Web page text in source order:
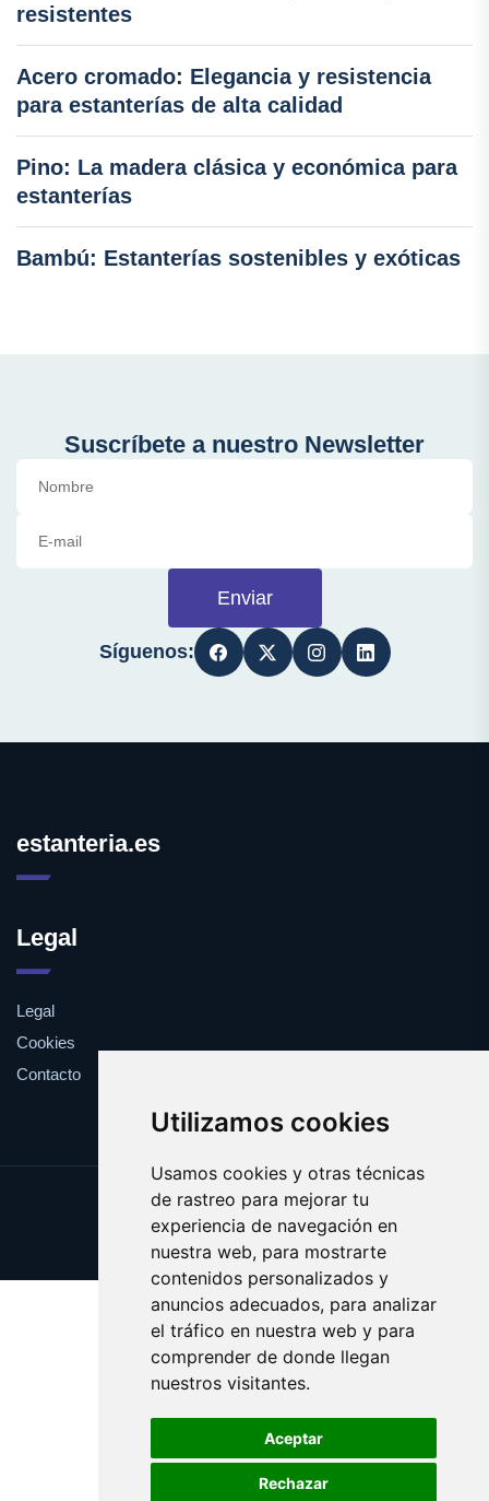
Utilizamos cookies
Usamos cookies y otras técnicas
de rastreo para mejorar tu
experiencia de navegación en
nuestra web, para mostrarte
contenidos personalizados y
anuncios adecuados, para analizar
el tráfico en nuestra web y para
comprender de donde llegan
nuestros visitantes.
Aceptar
Rechazar
resistentes
Acero cromado: Elegancia y resistencia
para estanterías de alta calidad
Pino: La madera clásica y económica para
estanterías
Bambú: Estanterías sostenibles y exóticas
Suscríbete a nuestro Newsletter
Enviar
Síguenos:
estanteria.es
Legal
Legal
Cookies
Contacto
Update cookies preferences
Copyright © 2025 estanteria.es